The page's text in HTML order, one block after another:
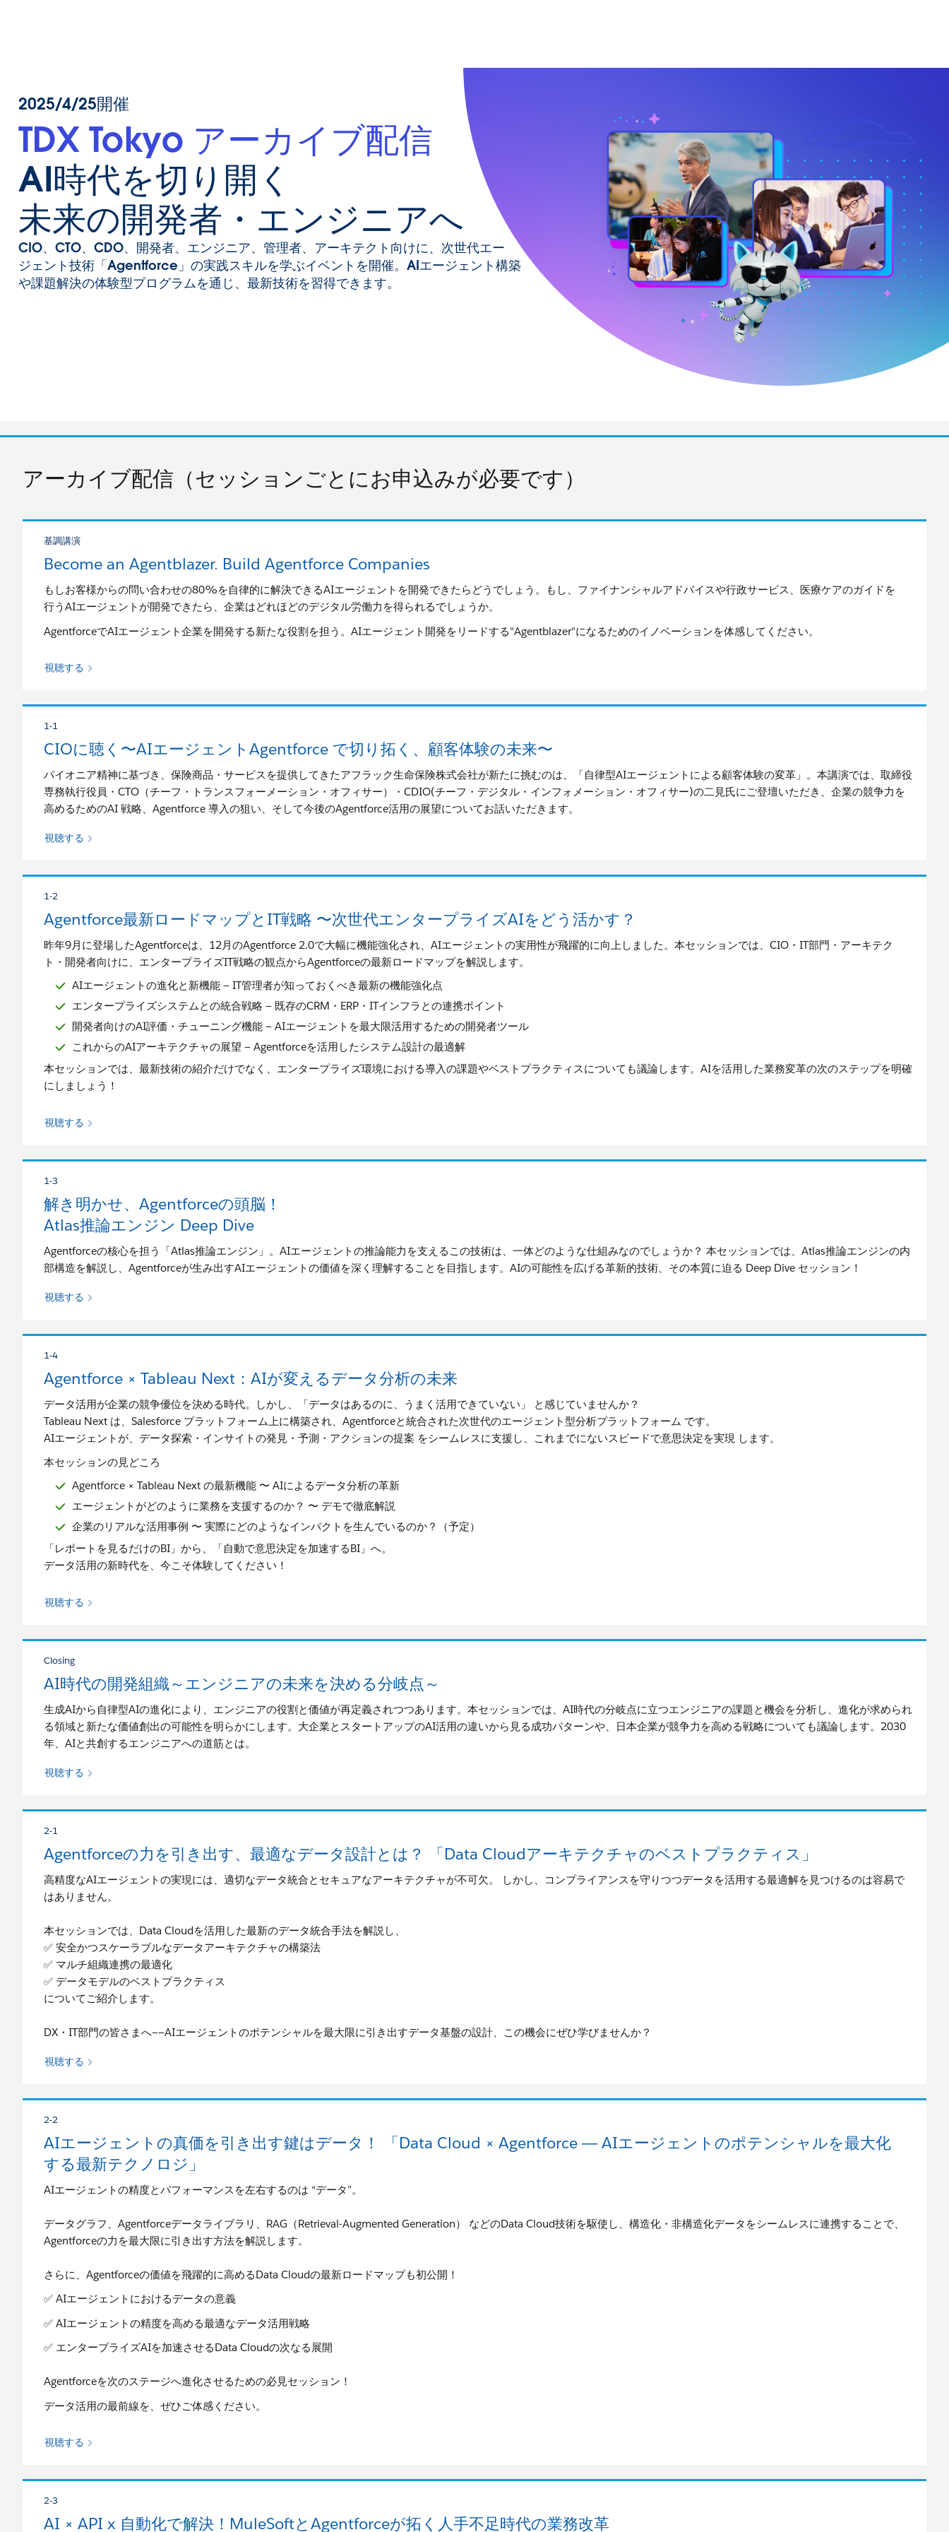
2025/4/25開催
TDX Tokyo アーカイブ配信
AI時代を切り開く
未来の開発者・エンジニアへ
CIO、CTO、CDO、開発者、エンジニア、管理者、アーキテクト向けに、次世代エー
ジェント技術「Agentforce」の実践スキルを学ぶイベントを開催。AIエージェント構築
や課題解決の体験型プログラムを通じ、最新技術を習得できます。
アーカイブ配信（セッションごとにお申込みが必要です）
基調講演
Become an Agentblazer. Build Agentforce Companies
もしお客様からの問い合わせの80%を自律的に解決できるAIエージェントを開発できたらどうでしょう。もし、ファイナンシャルアドバイスや行政サービス、医療ケアのガイドを
行うAIエージェントが開発できたら、企業はどれほどのデジタル労働力を得られるでしょうか。
AgentforceでAIエージェント企業を開発する新たな役割を担う。AIエージェント開発をリードする"Agentblazer"になるためのイノベーションを体感してください。
視聴する
1-1
CIOに聴く〜AIエージェントAgentforce で切り拓く、顧客体験の未来〜
パイオニア精神に基づき、保険商品・サービスを提供してきたアフラック生命保険株式会社が新たに挑むのは、「自律型AIエージェントによる顧客体験の変革」。本講演では、取締役
専務執行役員・CTO（チーフ・トランスフォーメーション・オフィサー）・CDIO(チーフ・デジタル・インフォメーション・オフィサー)の二見氏にご登壇いただき、企業の競争力を
高めるためのAI 戦略、Agentforce 導入の狙い、そして今後のAgentforce活用の展望についてお話いただきます。
視聴する
1-2
Agentforce最新ロードマップとIT戦略 〜次世代エンタープライズAIをどう活かす？
昨年9月に登場したAgentforceは、12月のAgentforce 2.0で大幅に機能強化され、AIエージェントの実用性が飛躍的に向上しました。本セッションでは、CIO・IT部門・アーキテク
ト・開発者向けに、エンタープライズIT戦略の観点からAgentforceの最新ロードマップを解説します。
AIエージェントの進化と新機能 — IT管理者が知っておくべき最新の機能強化点
エンタープライズシステムとの統合戦略 — 既存のCRM・ERP・ITインフラとの連携ポイント
開発者向けのAI評価・チューニング機能 — AIエージェントを最大限活用するための開発者ツール
これからのAIアーキテクチャの展望 — Agentforceを活用したシステム設計の最適解
本セッションでは、最新技術の紹介だけでなく、エンタープライズ環境における導入の課題やベストプラクティスについても議論します。AIを活用した業務変革の次のステップを明確
にしましょう！
視聴する
1-3
解き明かせ、Agentforceの頭脳！
Atlas推論エンジン Deep Dive
Agentforceの核心を担う「Atlas推論エンジン」。AIエージェントの推論能力を支えるこの技術は、一体どのような仕組みなのでしょうか？ 本セッションでは、Atlas推論エンジンの内
部構造を解説し、Agentforceが生み出すAIエージェントの価値を深く理解することを目指します。AIの可能性を広げる革新的技術、その本質に迫る Deep Dive セッション！
視聴する
1-4
Agentforce × Tableau Next：AIが変えるデータ分析の未来
データ活用が企業の競争優位を決める時代。しかし、「データはあるのに、うまく活用できていない」 と感じていませんか？
Tableau Next は、Salesforce プラットフォーム上に構築され、Agentforceと統合された次世代のエージェント型分析プラットフォーム です。
AIエージェントが、データ探索・インサイトの発見・予測・アクションの提案 をシームレスに支援し、これまでにないスピードで意思決定を実現 します。
本セッションの見どころ
Agentforce × Tableau Next の最新機能 〜 AIによるデータ分析の革新
エージェントがどのように業務を支援するのか？ 〜 デモで徹底解説
企業のリアルな活用事例 〜 実際にどのようなインパクトを生んでいるのか？（予定）
「レポートを見るだけのBI」から、「自動で意思決定を加速するBI」へ。
データ活用の新時代を、今こそ体験してください！
視聴する
Closing
AI時代の開発組織～エンジニアの未来を決める分岐点～
生成AIから自律型AIの進化により、エンジニアの役割と価値が再定義されつつあります。本セッションでは、AI時代の分岐点に立つエンジニアの課題と機会を分析し、進化が求められ
る領域と新たな価値創出の可能性を明らかにします。大企業とスタートアップのAI活用の違いから見る成功パターンや、日本企業が競争力を高める戦略についても議論します。2030
年、AIと共創するエンジニアへの道筋とは。
視聴する
2-1
Agentforceの力を引き出す、最適なデータ設計とは？ 「Data Cloudアーキテクチャのベストプラクティス」
高精度なAIエージェントの実現には、適切なデータ統合とセキュアなアーキテクチャが不可欠。 しかし、コンプライアンスを守りつつデータを活用する最適解を見つけるのは容易で
はありません。
本セッションでは、Data Cloudを活用した最新のデータ統合手法を解説し、
✅ 安全かつスケーラブルなデータアーキテクチャの構築法
✅ マルチ組織連携の最適化
✅ データモデルのベストプラクティス
についてご紹介します。
DX・IT部門の皆さまへ——AIエージェントのポテンシャルを最大限に引き出すデータ基盤の設計、この機会にぜひ学びませんか？
視聴する
2-2
AIエージェントの真価を引き出す鍵はデータ！ 「Data Cloud × Agentforce ― AIエージェントのポテンシャルを最大化
する最新テクノロジ」
AIエージェントの精度とパフォーマンスを左右するのは “データ”。
データグラフ、Agentforceデータライブラリ、RAG（Retrieval-Augmented Generation） などのData Cloud技術を駆使し、構造化・非構造化データをシームレスに連携することで、
Agentforceの力を最大限に引き出す方法を解説します。
さらに、Agentforceの価値を飛躍的に高めるData Cloudの最新ロードマップも初公開！
✅ AIエージェントにおけるデータの意義
✅ AIエージェントの精度を高める最適なデータ活用戦略
✅ エンタープライズAIを加速させるData Cloudの次なる展開
Agentforceを次のステージへ進化させるための必見セッション！
データ活用の最前線を、ぜひご体感ください。
視聴する
2-3
AI × API x 自動化で解決！MuleSoftとAgentforceが拓く人手不足時代の業務改革